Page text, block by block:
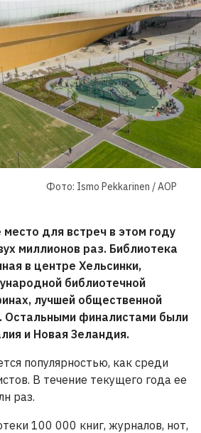
Фото: Ismo Pekkarinen / AOP
место для встреч в этом году
миллионов раз. Библиотека
в центре Хельсинки,
библиотечной
лучшей общественной
Остальными финалистами были
и Новая Зеландия.
популярностью, как среди
В течение текущего года ее
раз.
100 000 книг, журналов, нот,